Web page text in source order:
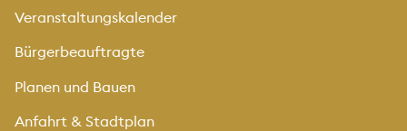
Veranstaltungskalender
Bürgerbeauftragte
Planen und Bauen
Anfahrt & Stadtplan